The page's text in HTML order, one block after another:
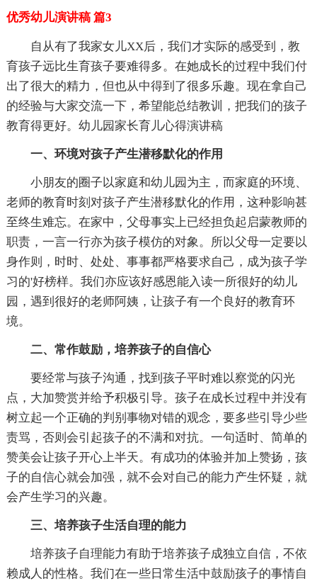
优秀幼儿演讲稿 篇3
自从有了我家女儿XX后，我们才实际的感受到，教
育孩子远比生育孩子要难得多。在她成长的过程中我们付
出了很大的精力，但也从中得到了很多乐趣。现在拿自己
的经验与大家交流一下，希望能总结教训，把我们的孩子
教育得更好。幼儿园家长育儿心得演讲稿
一、环境对孩子产生潜移默化的作用
小朋友的圈子以家庭和幼儿园为主，而家庭的环境、
老师的教育时刻对孩子产生潜移默化的作用，这种影响甚
至终生难忘。在家中，父母事实上已经担负起启蒙教师的
职责，一言一行亦为孩子模仿的对象。所以父母一定要以
身作则，时时、处处、事事都严格要求自己，成为孩子学
习的'好榜样。我们亦应该好感恩能入读一所很好的幼儿
园，遇到很好的老师阿姨，让孩子有一个良好的教育环
境。
二、常作鼓励，培养孩子的自信心
要经常与孩子沟通，找到孩子平时难以察觉的闪光
点，大加赞赏并给予积极引导。孩子在成长过程中并没有
树立起一个正确的判别事物对错的观念，要多些引导少些
责骂，否则会引起孩子的不满和对抗。一句适时、简单的
赞美会让孩子开心上半天。有成功的体验并加上赞扬，孩
子的自信心就会加强，就不会对自己的能力产生怀疑，就
会产生学习的兴趣。
三、培养孩子生活自理的能力
培养孩子自理能力有助于培养孩子成独立自信，不依
赖成人的性格。我们在一些日常生活中鼓励孩子的事情自